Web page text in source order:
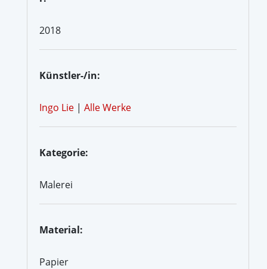
2018
Künstler-/in:
Ingo Lie | Alle Werke
Kategorie:
Malerei
Material:
Papier